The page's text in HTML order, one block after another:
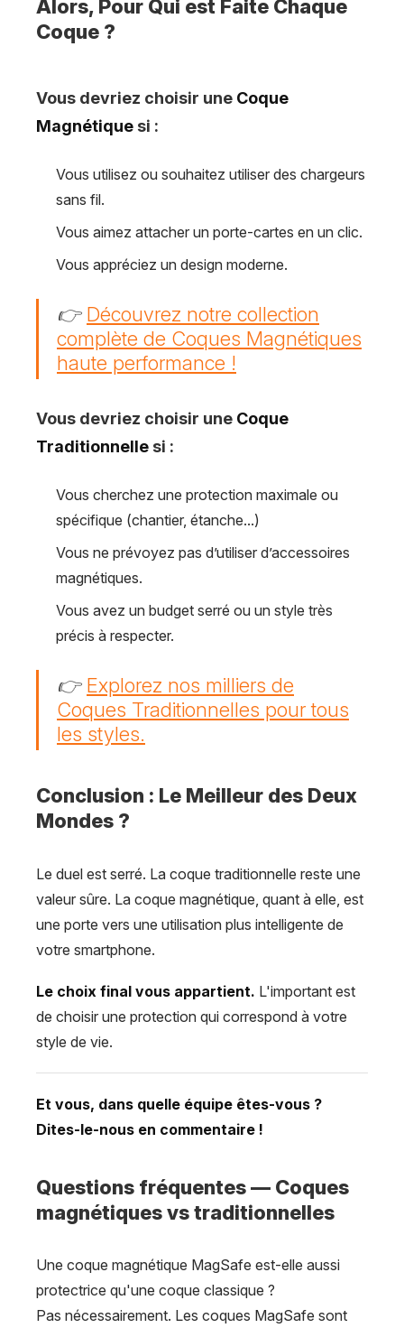
Alors, Pour Qui est Faite Chaque
Coque ?
Vous devriez choisir une Coque
Magnétique si :
Vous utilisez ou souhaitez utiliser des chargeurs
sans fil.
Vous aimez attacher un porte-cartes en un clic.
Vous appréciez un design moderne.
👉 Découvrez notre collection
complète de Coques Magnétiques
haute performance !
Vous devriez choisir une Coque
Traditionnelle si :
Vous cherchez une protection maximale ou
spécifique (chantier, étanche...)
Vous ne prévoyez pas d’utiliser d’accessoires
magnétiques.
Vous avez un budget serré ou un style très
précis à respecter.
👉 Explorez nos milliers de
Coques Traditionnelles pour tous
les styles.
Conclusion : Le Meilleur des Deux
Mondes ?
Le duel est serré. La coque traditionnelle reste une
valeur sûre. La coque magnétique, quant à elle, est
une porte vers une utilisation plus intelligente de
votre smartphone.
Le choix final vous appartient. L'important est
de choisir une protection qui correspond à votre
style de vie.
Et vous, dans quelle équipe êtes-vous ?
Dites-le-nous en commentaire !
Questions fréquentes — Coques
magnétiques vs traditionnelles
Une coque magnétique MagSafe est-elle aussi
protectrice qu'une coque classique ?
Pas nécessairement. Les coques MagSafe sont